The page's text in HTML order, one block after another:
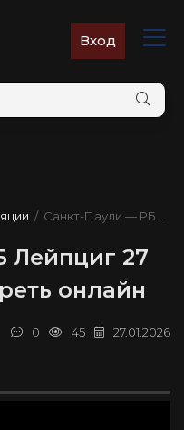
Вход
/ Санкт-Паули — РБ Лейпциг
Лейпциг 27
онлайн
27.01.2026
45
0